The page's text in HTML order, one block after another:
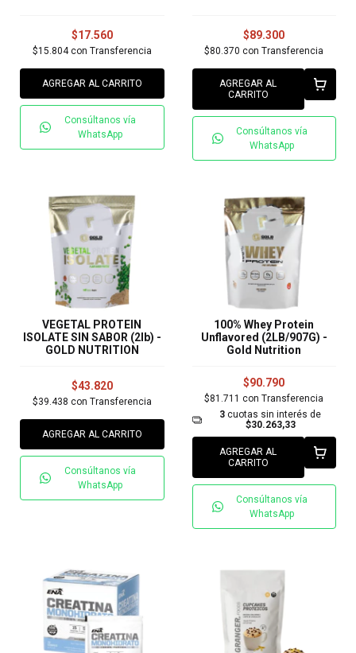
$17.560
$15.804con Transferencia
AGREGAR AL CARRITO
Consúltanos vía
WhatsApp
$89.300
$80.370con Transferencia
AGREGAR AL
CARRITO
Consúltanos vía
WhatsApp
VEGETAL PROTEIN
ISOLATE SIN SABOR (2lb) -
GOLD NUTRITION
$43.820
$39.438 con Transferencia
AGREGAR AL CARRITO
Consúltanos vía
WhatsApp
100% Whey Protein
Unflavored (2LB/907G) -
Gold Nutrition
$90.790
$81.711con Transferencia
3 cuotas sin interés de
$30.263,33
AGREGAR AL
CARRITO
Consúltanos vía
WhatsApp